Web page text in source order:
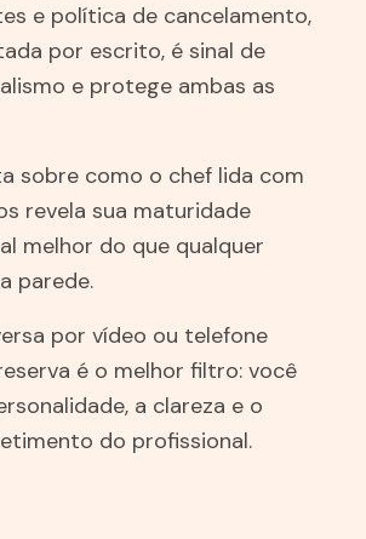
e política de cancelamento,
por escrito, é sinal de
e protege ambas as
sobre como o chef lida com
revela sua maturidade
melhor do que qualquer
parede.
por vídeo ou telefone
é o melhor filtro: você
a clareza e o
do profissional.